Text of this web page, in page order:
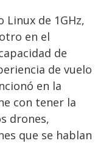
Linux de 1GHz,
en el
de
de vuelo
en la
con tener la
drones,
que se hablan